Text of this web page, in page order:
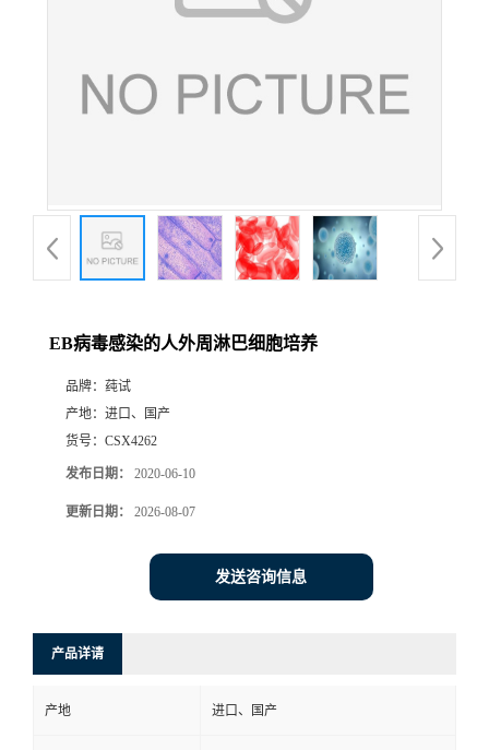
EB病毒感染的人外周淋巴细胞培养
品牌： 莼试
产地： 进口、国产
货号： CSX4262
发布日期： 2020-06-10
更新日期： 2026-08-07
发送咨询信息
产品详请
产地 进口、国产